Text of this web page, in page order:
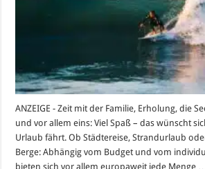
ANZEIGE - Zeit mit der Familie, Erholung, die
und vor allem eins: Viel Spaß – das wünscht
Urlaub fährt. Ob Städtereise, Strandurlaub
Berge: Abhängig vom Budget und vom
bieten sich vor allem europaweit jede Menge